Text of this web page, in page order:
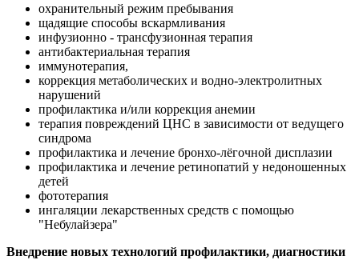
охранительный режим пребывания
щадящие способы вскармливания
инфузионно - трансфузионная терапия
антибактериальная терапия
иммунотерапия,
коррекция метаболических и водно-электролитных
нарушений
профилактика и/или коррекция анемии
терапия повреждений ЦНС в зависимости от ведущего
синдрома
профилактика и лечение бронхо-лёгочной дисплазии
профилактика и лечение ретинопатий у недоношенных
детей
фототерапия
ингаляции лекарственных средств с помощью
"Небулайзера"
Внедрение новых технологий профилактики, диагностики